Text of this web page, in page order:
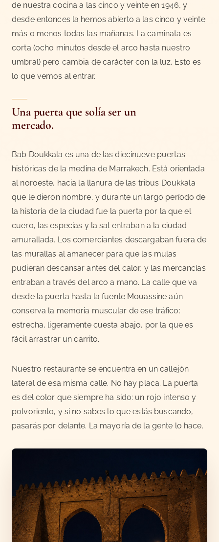
de nuestra cocina a las cinco y veinte en 1946, y
desde entonces la hemos abierto a las cinco y veinte
más o menos todas las mañanas. La caminata es
corta (ocho minutos desde el arco hasta nuestro
umbral) pero cambia de carácter con la luz. Esto es
lo que vemos al entrar.
Una puerta que solía ser un
mercado.
Bab Doukkala es una de las diecinueve puertas
históricas de la medina de Marrakech. Está orientada
al noroeste, hacia la llanura de las tribus Doukkala
que le dieron nombre, y durante un largo período de
la historia de la ciudad fue la puerta por la que el
cuero, las especias y la sal entraban a la ciudad
amurallada. Los comerciantes descargaban fuera de
las murallas al amanecer para que las mulas
pudieran descansar antes del calor, y las mercancías
entraban a través del arco a mano. La calle que va
desde la puerta hasta la fuente Mouassine aún
conserva la memoria muscular de ese tráfico:
estrecha, ligeramente cuesta abajo, por la que es
fácil arrastrar un carrito.
Nuestro restaurante se encuentra en un callejón
lateral de esa misma calle. No hay placa. La puerta
es del color que siempre ha sido: un rojo intenso y
polvoriento, y si no sabes lo que estás buscando,
pasarás por delante. La mayoría de la gente lo hace.